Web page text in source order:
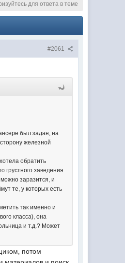
для ответа в теме
#2061
был задан, на
железной
обратить
грустного заведения
заразится, и
те, у которых есть
так именно и
класса), она
и т.д.? Может
потом